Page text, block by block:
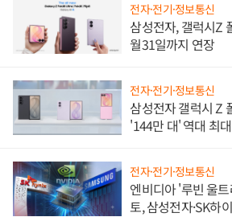
전자·전기·정보통신
삼성전자, 갤럭시Z
월31일까지 연장
전자·전기·정보통신
삼성전자 갤럭시 Z
'144만 대' 역대 최대
전자·전기·정보통신
엔비디아 '루빈 울
토, 삼성전자·SK하